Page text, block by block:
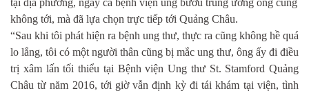
tại địa phương, ngay cả bệnh viện ung bướu trung ương ông cũng
không tới, mà đã lựa chọn trực tiếp tới Quảng Châu.
“Sau khi tôi phát hiện ra bệnh ung thư, thực ra cũng không hề quá
lo lắng, tôi có một người thân cũng bị mắc ung thư, ông ấy đi điều
trị xâm lấn tối thiểu tại Bệnh viện Ung thư St. Stamford Quảng
Châu từ năm 2016, tới giờ vẫn định kỳ đi tái khám tại viện, tình